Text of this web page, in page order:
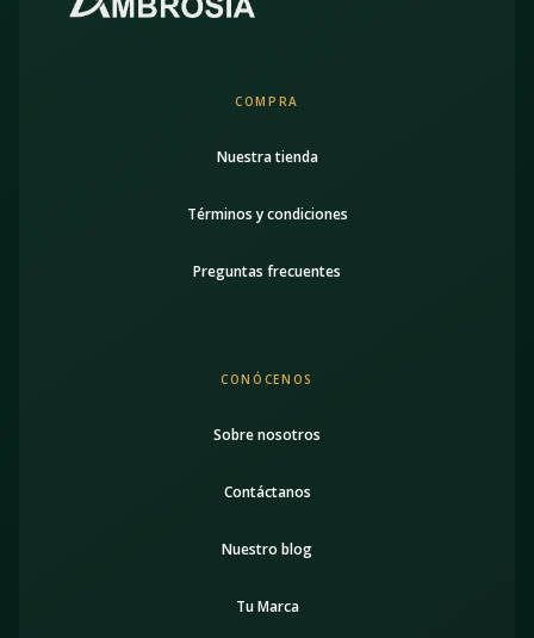
COMPRA
Nuestra tienda
Términos y condiciones
Preguntas frecuentes
CONÓCENOS
Sobre nosotros
Contáctanos
Nuestro blog
Tu Marca